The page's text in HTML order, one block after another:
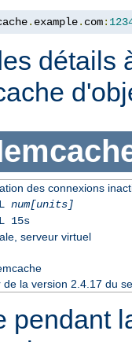
. example. com:
détails
des connexions
num[units]
15s
serveur virtuel
de la version 2.4.17 du
pendant